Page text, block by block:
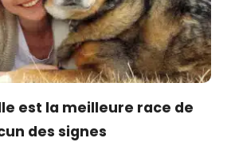
est la meilleure race de
des signes